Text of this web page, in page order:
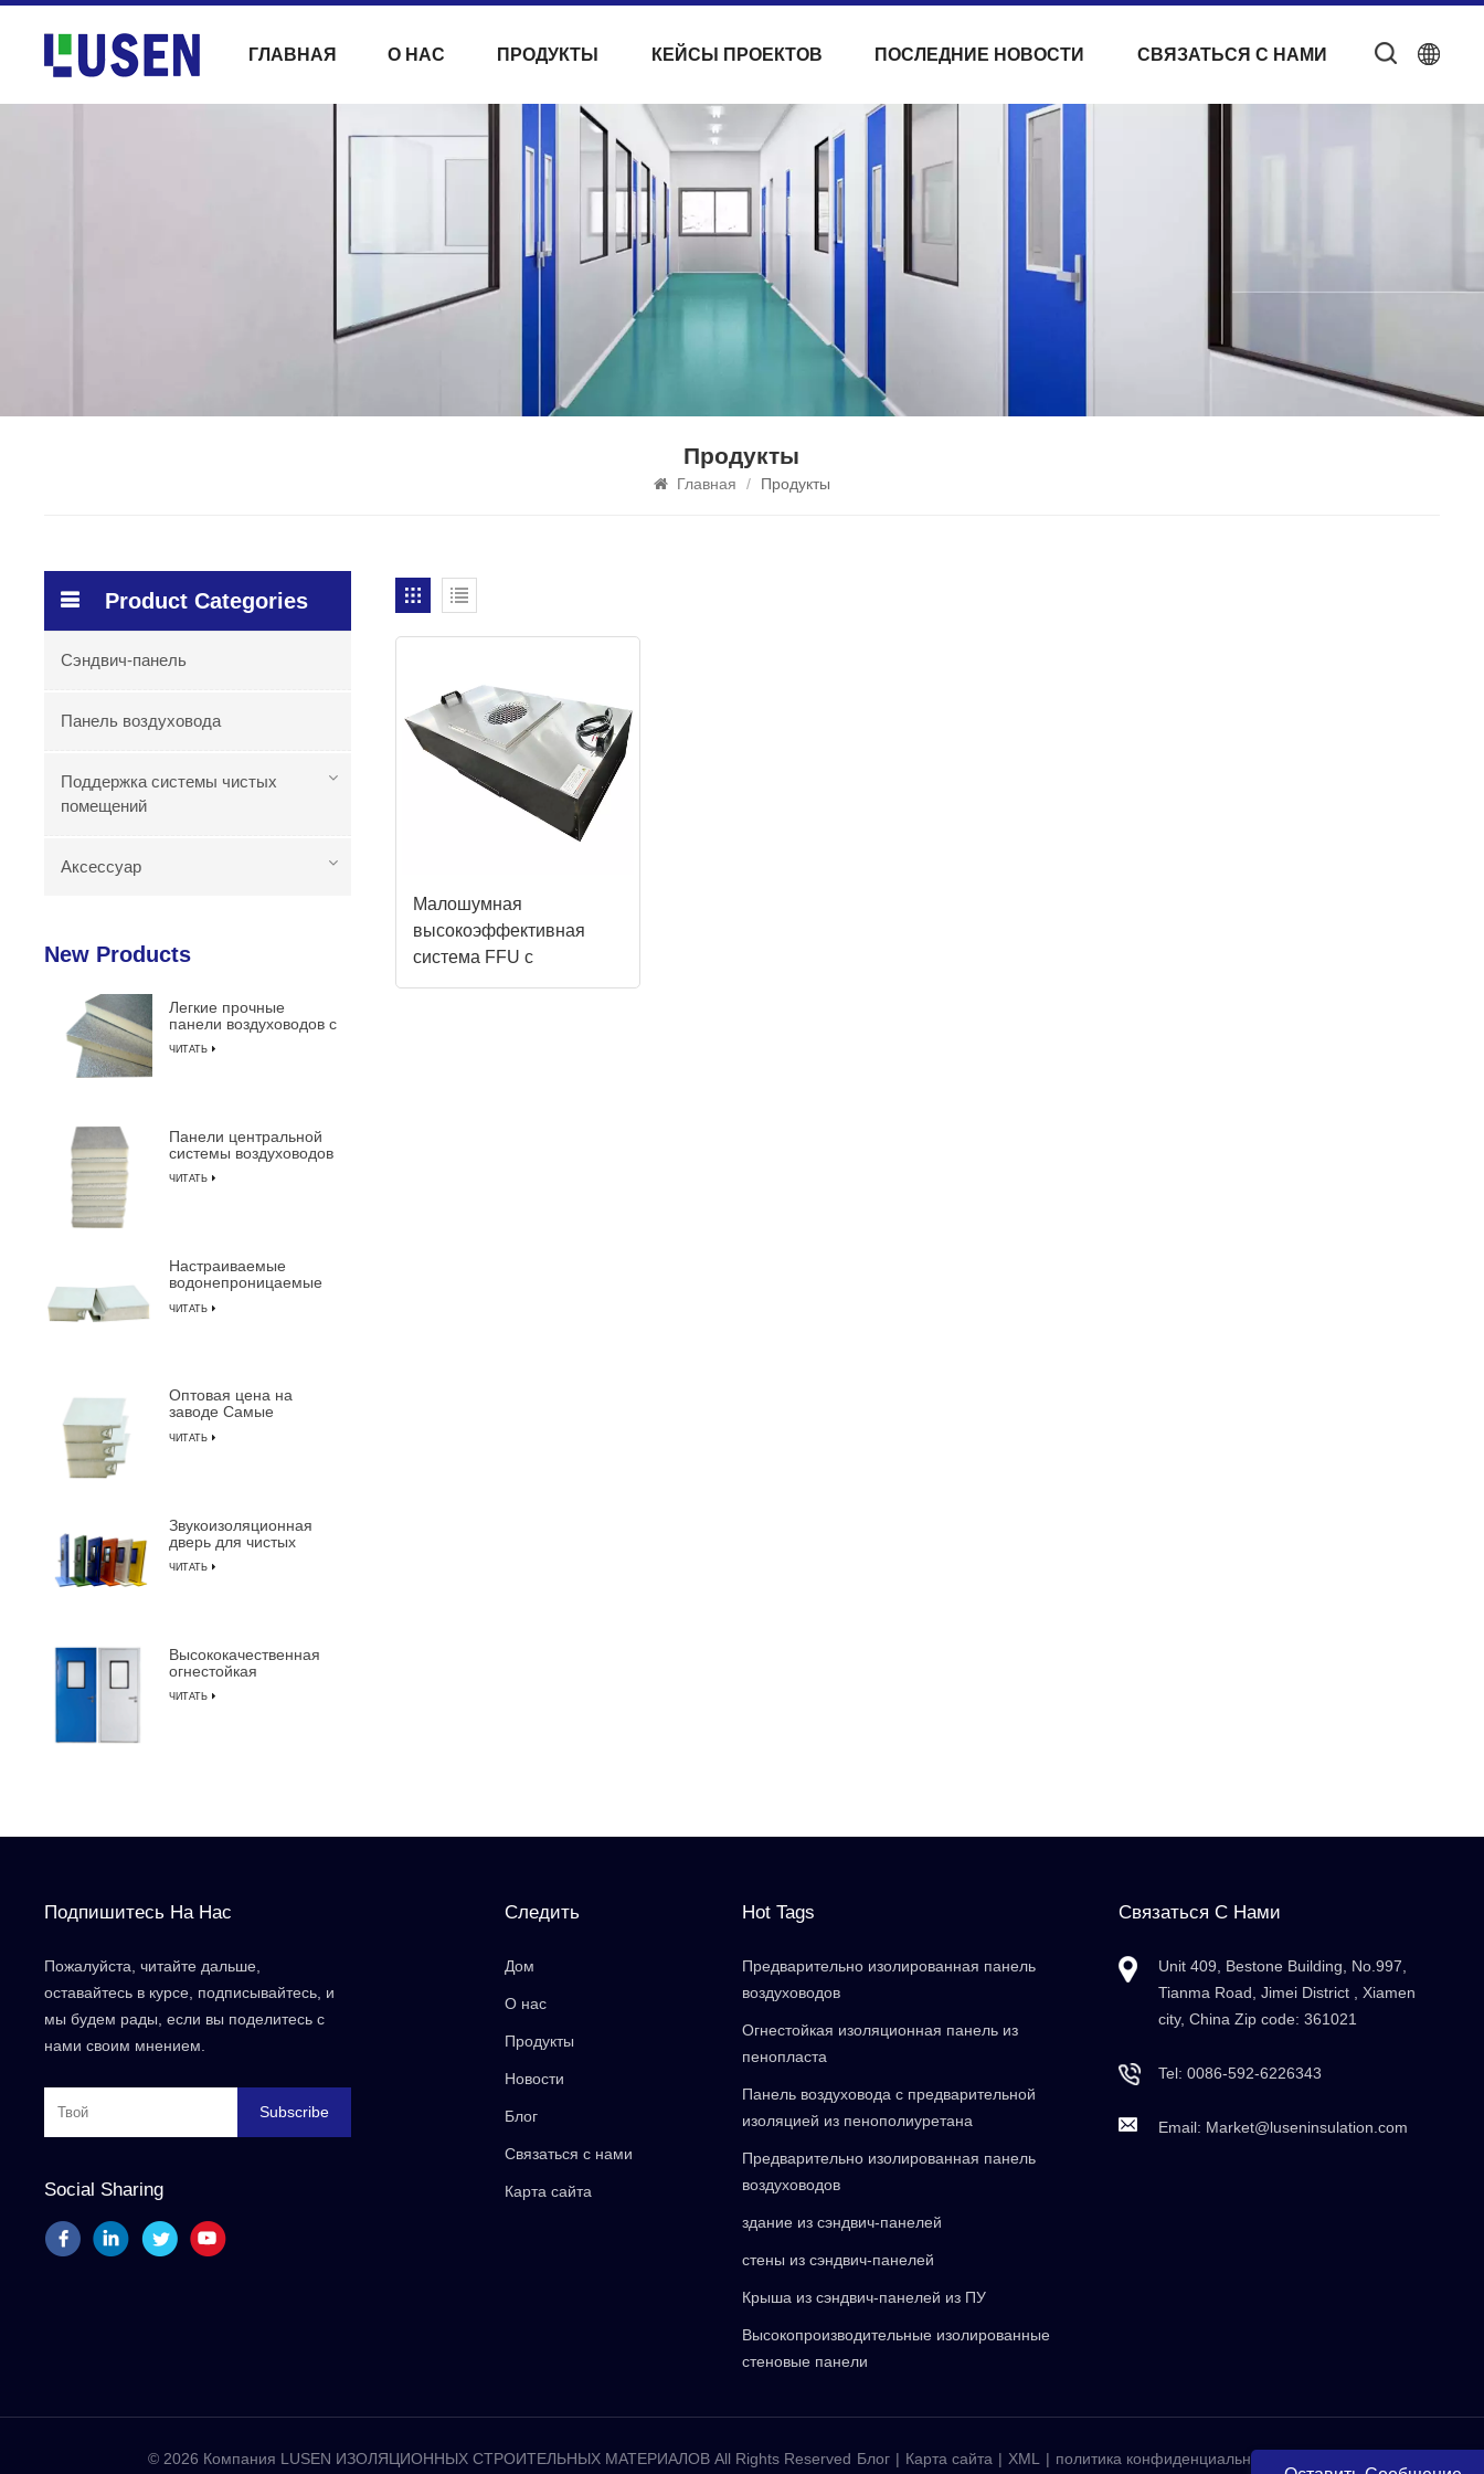
ГЛАВНАЯ О НАС ПРОДУКТЫ КЕЙСЫ ПРОЕКТОВ ПОСЛЕДНИЕ НОВОСТИ СВЯЗАТЬСЯ С НАМИ
Продукты
Главная / Продукты
Малошумная
высокоэффективная
система FFU с
предварительно
Product Categories
Сэндвич-панель
Панель воздуховода
Поддержка системы чистых
помещений
Аксессуар
New Products
Легкие прочные
панели воздуховодов с
пенополиуретана
ЧИТАТЬ
Панели центральной
системы воздуховодов
изоляцией из
ЧИТАТЬ
Настраиваемые
водонепроницаемые
изолированные
ЧИТАТЬ
Оптовая цена на
заводе Самые
предварительно
ЧИТАТЬ
Звукоизоляционная
дверь для чистых
алюминиевой рамой
ЧИТАТЬ
Высококачественная
огнестойкая
дверь для чистых
ЧИТАТЬ
Подпишитесь На Нас
Пожалуйста, читайте дальше,
оставайтесь в курсе, подписывайтесь, и
мы будем рады, если вы поделитесь с
нами своим мнением.
Subscribe
Social Sharing
Следить
Дом
О нас
Продукты
Новости
Блог
Связаться с нами
Карта сайта
Hot Tags
Предварительно изолированная панель
воздуховодов
Огнестойкая изоляционная панель из
пенопласта
Панель воздуховода с предварительной
изоляцией из пенополиуретана
Предварительно изолированная панель
воздуховодов
здание из сэндвич-панелей
стены из сэндвич-панелей
Крыша из сэндвич-панелей из ПУ
Высокопроизводительные изолированные
стеновые панели
Связаться С Нами
Unit 409, Bestone Building, No.997,
Tianma Road, Jimei District , Xiamen
city, China Zip code: 361021
Tel:0086-592-6226343
Email: Market@luseninsulation.com
© 2026 Компания LUSEN ИЗОЛЯЦИОННЫХ СТРОИТЕЛЬНЫХ МАТЕРИАЛОВ All Rights Reserved Блог | Карта сайта | XML | политика конфиденциальности